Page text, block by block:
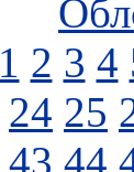
1 2 3 4
24 25
43 44